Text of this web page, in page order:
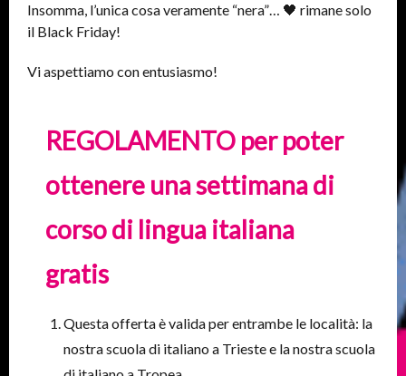
Insomma, l’unica cosa veramente “nera”… 🖤 rimane solo
il Black Friday!
Vi aspettiamo con entusiasmo!
REGOLAMENTO per poter
ottenere una settimana di
corso di lingua italiana
gratis
Questa offerta è valida per entrambe le località: la
nostra scuola di italiano a Trieste e la nostra scuola